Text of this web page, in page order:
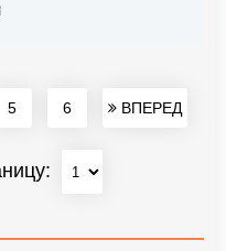
5 6 ВПЕРЕД